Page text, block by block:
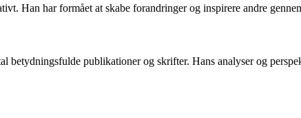
Han har formået at skabe forandringer og inspirere andre
betydningsfulde publikationer og skrifter. Hans analyser og